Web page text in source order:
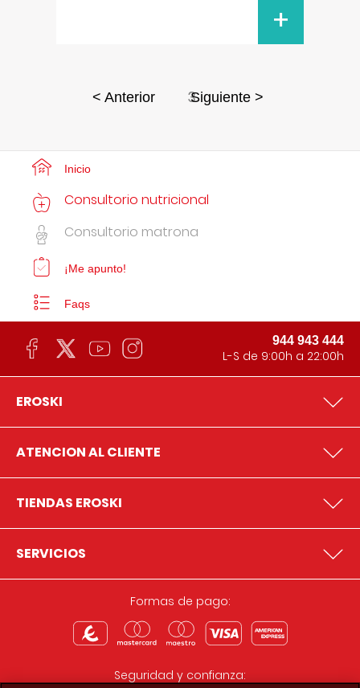
+
< Anterior 3Siguiente >
Inicio
Consultorio nutricional
Consultorio matrona
¡Me apunto!
Faqs
944 943 444
L-S de 9:00h a 22:00h
EROSKI
ATENCION AL CLIENTE
TIENDAS EROSKI
SERVICIOS
Formas de pago:
Seguridad y confianza: